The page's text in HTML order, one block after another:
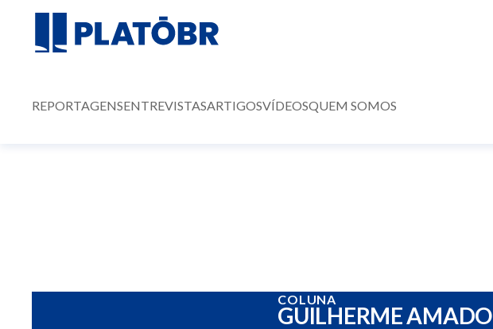
REPORTAGENSENTREVISTASARTIGOSVÍDEOSQUEM SOMOS
COLUNA
GUILHERME AMADO